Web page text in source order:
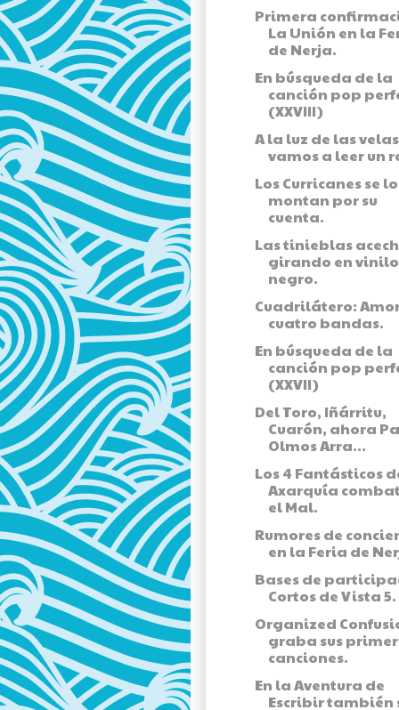
Primera
La Unión en la
de Nerja.
En búsqueda de la
canción pop
(XXVIII)
A la luz de las
vamos a leer un
Los Curricanes se lo
montan por su
cuenta.
Las tinieblas
girando en vinilo
negro.
Cuadrilátero:
cuatro bandas.
En búsqueda de la
canción pop
(XXVII)
Del Toro, Iñárritu,
Cuarón, ahora
Olmos Arra...
Los 4 Fantásticos
Axarquía
el Mal.
Rumores de
en la Feria de
Bases de
Cortos de Vista 5.
Organized
graba sus
canciones.
En la Aventura de
Escribir también